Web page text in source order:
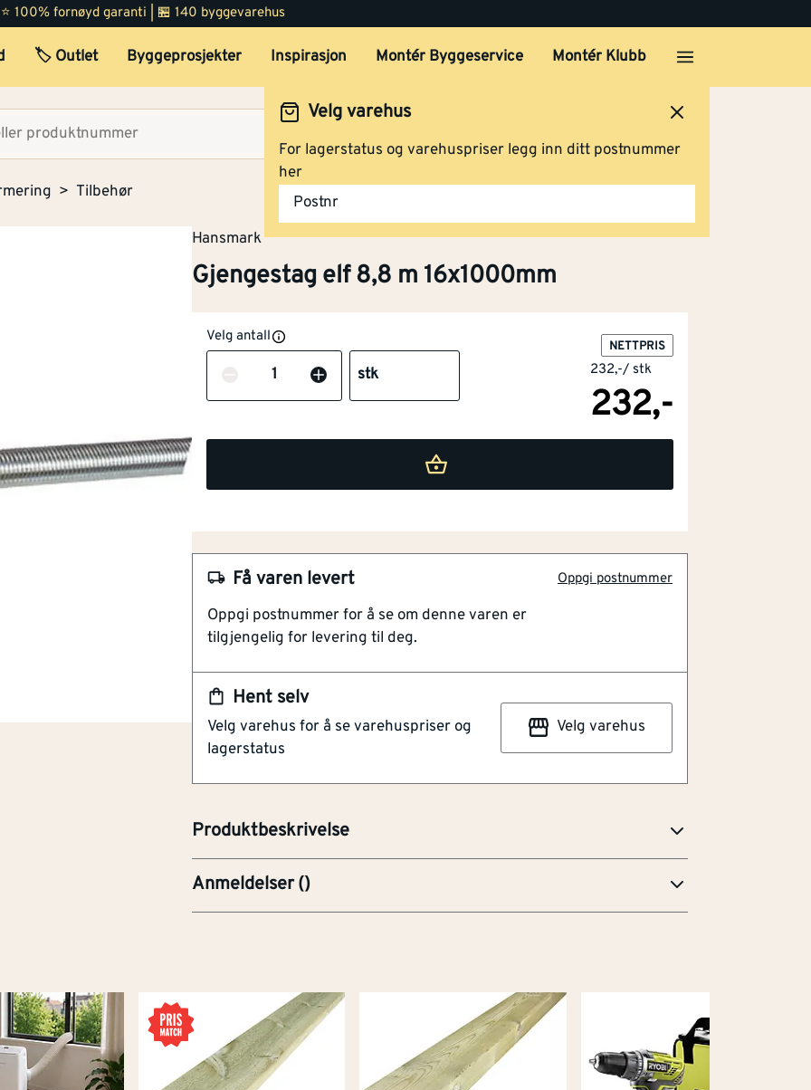
100% fornøyd garanti | 🏪 140 byggevarehus
🏷️ Outlet Byggeprosjekter Inspirasjon Montér Byggeservice Montér Klubb
Velg varehus
For lagerstatus og varehuspriser legg inn ditt postnummer
her
Postnr
Tilbehør
Hansmark
Gjengestag elf 8,8 m 16x1000mm
Velg antall
Antall stk
NETTPRIS
232,-/ stk
232,-
Hent selv
Velg varehus for å se varehuspriser og
lagerstatus
Velg varehus
Få varen levert Oppgi postnummer
Oppgi postnummer for å se om denne varen er
tilgjengelig for levering til deg.
Produktbeskrivelse
NOBB 60032697
Artikkelnummer 101382068
Anmeldelser()